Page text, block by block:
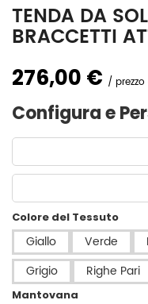
TENDA DA
BRACCETTI
276,00 €
Configura e
Colore del Tessuto
Giallo Verde
Grigio
Righe Pari
Mantovana